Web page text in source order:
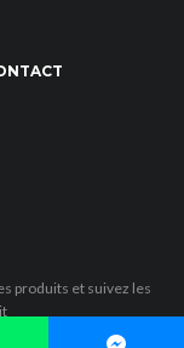
produits et suivez les